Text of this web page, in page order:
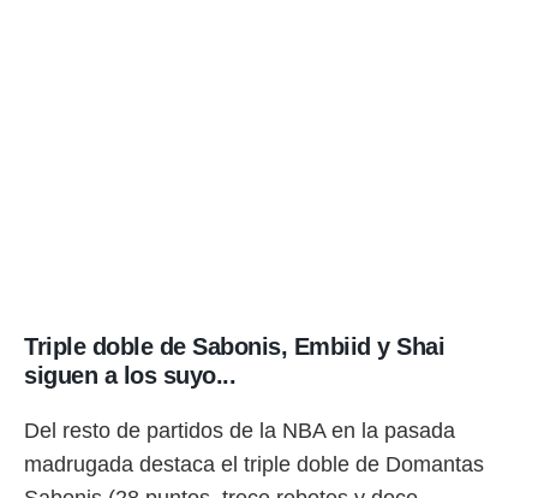
Triple doble de Sabonis, Embiid y Shai
siguen a los suyo...
Del resto de partidos de la NBA en la pasada
madrugada destaca el triple doble de Domantas